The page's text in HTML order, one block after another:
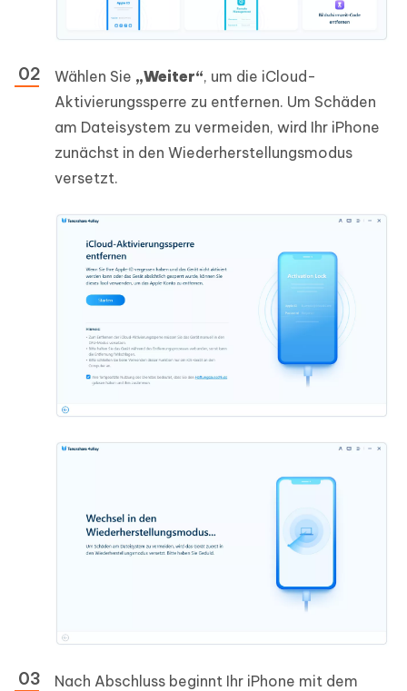
Wählen Sie „Weiter“, um die iCloud-
Aktivierungssperre zu entfernen. Um Schäden
am Dateisystem zu vermeiden, wird Ihr iPhone
zunächst in den Wiederherstellungsmodus
versetzt.
Nach Abschluss beginnt Ihr iPhone mit dem